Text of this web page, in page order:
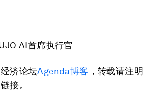
AI首席执行官
济论坛Agenda博客 ，转载请注明
接。